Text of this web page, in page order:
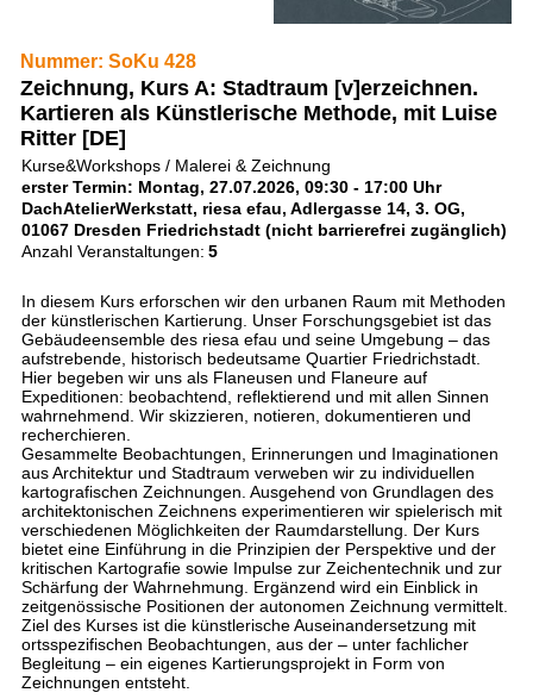
Nummer: SoKu 428
Zeichnung, Kurs A: Stadtraum [v]erzeichnen.
Kartieren als Künstlerische Methode, mit Luise
Ritter [DE]
Kurse&Workshops / Malerei & Zeichnung
erster Termin: Montag, 27.07.2026, 09:30 - 17:00 Uhr
DachAtelierWerkstatt, riesa efau, Adlergasse 14, 3. OG,
01067 Dresden Friedrichstadt (nicht barrierefrei zugänglich)
Anzahl Veranstaltungen: 5
In diesem Kurs erforschen wir den urbanen Raum mit Methoden
der künstlerischen Kartierung. Unser Forschungsgebiet ist das
Gebäudeensemble des riesa efau und seine Umgebung – das
aufstrebende, historisch bedeutsame Quartier Friedrichstadt.
Hier begeben wir uns als Flaneusen und Flaneure auf
Expeditionen: beobachtend, reflektierend und mit allen Sinnen
wahrnehmend. Wir skizzieren, notieren, dokumentieren und
recherchieren.
Gesammelte Beobachtungen, Erinnerungen und Imaginationen
aus Architektur und Stadtraum verweben wir zu individuellen
kartografischen Zeichnungen. Ausgehend von Grundlagen des
architektonischen Zeichnens experimentieren wir spielerisch mit
verschiedenen Möglichkeiten der Raumdarstellung. Der Kurs
bietet eine Einführung in die Prinzipien der Perspektive und der
kritischen Kartografie sowie Impulse zur Zeichentechnik und zur
Schärfung der Wahrnehmung. Ergänzend wird ein Einblick in
zeitgenössische Positionen der autonomen Zeichnung vermittelt.
Ziel des Kurses ist die künstlerische Auseinandersetzung mit
ortsspezifischen Beobachtungen, aus der – unter fachlicher
Begleitung – ein eigenes Kartierungsprojekt in Form von
Zeichnungen entsteht.